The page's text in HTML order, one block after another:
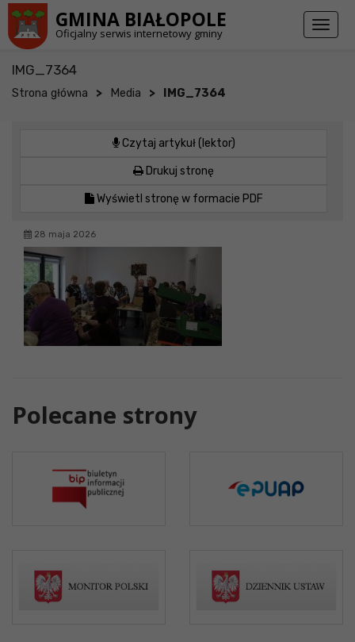
GMINA BIAŁOPOLE
Oficjalny serwis internetowy gminy
Toggle
IMG_7364
Strona główna > Media > IMG_7364
Czytaj artykuł (lektor)
Drukuj stronę
Wyświetl stronę w formacie PDF
28 maja 2026
Polecane strony